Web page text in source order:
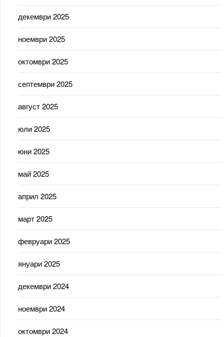
декември 2025
ноември 2025
октомври 2025
септември 2025
август 2025
юли 2025
юни 2025
май 2025
април 2025
март 2025
февруари 2025
януари 2025
декември 2024
ноември 2024
октомври 2024